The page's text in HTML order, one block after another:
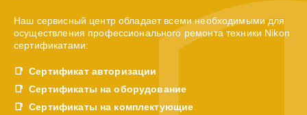
Наш сервисный центр обладает всеми необходимыми для
осуществления профессионального ремонта техники Nikon
сертификатами:
Сертификат авторизации
Сертификаты на оборудование
Сертификаты на комплектующие